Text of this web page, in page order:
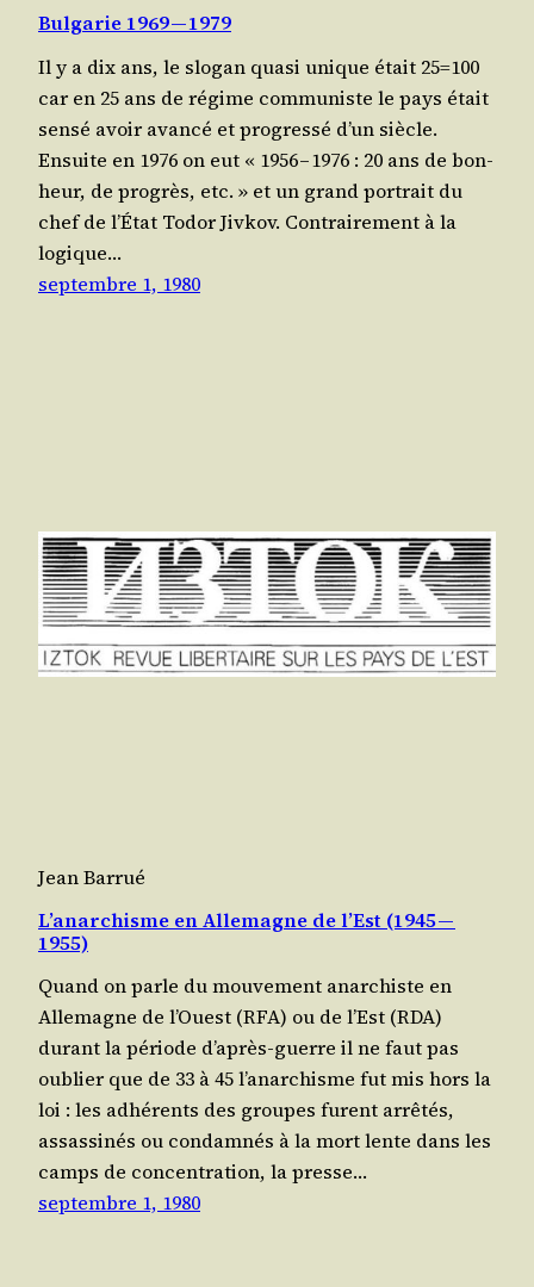
Bulgarie 1969 — 1979
Il y a dix ans, le slo­gan qua­si unique était 25=100
car en 25 ans de régime com­mu­niste le pays était
sen­sé avoir avan­cé et pro­gres­sé d’un siècle.
Ensuite en 1976 on eut « 1956 – 1976 : 20 ans de bon­
heur, de pro­grès, etc. » et un grand por­trait du
chef de l’É­tat Todor Jiv­kov. Contrai­re­ment à la
logique…
septembre 1, 1980
Jean Barrué
L’anarchisme en Allemagne de l’Est (1945 —
1955)
Quand on parle du mou­ve­ment anar­chiste en
Alle­magne de l’Ouest (RFA) ou de l’Est (RDA)
durant la période d’a­près-guerre il ne faut pas
oublier que de 33 à 45 l’a­nar­chisme fut mis hors la
loi : les adhé­rents des groupes furent arrê­tés,
assas­si­nés ou condam­nés à la mort lente dans les
camps de concen­tra­tion, la presse…
septembre 1, 1980